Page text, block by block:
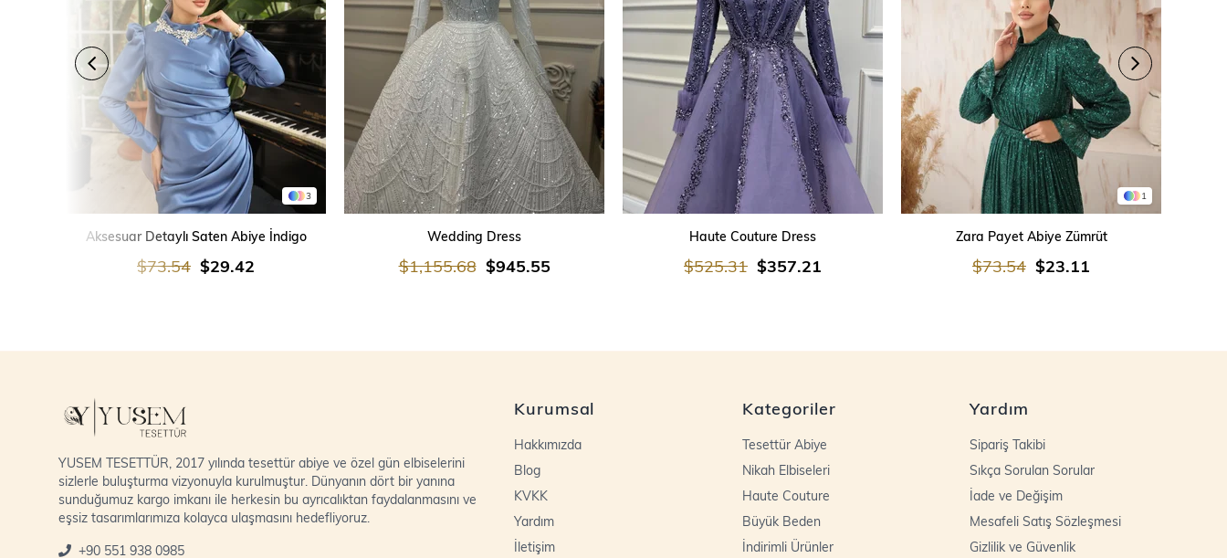
3
Aksesuar Detaylı Saten Abiye İndigo
$29.42
$73.54
Wedding Dress
$945.55
$1,155.68
Haute Couture Dress
$357.21
$525.31
1
Zara Payet Abiye Zümrüt
$23.11
$73.54
YUSEM TESETTÜR, 2017 yılında tesettür abiye ve özel gün elbiselerini
sizlerle buluşturma vizyonuyla kurulmuştur. Dünyanın dört bir yanına
sunduğumuz kargo imkanı ile herkesin bu ayrıcalıktan faydalanmasını ve
eşsiz tasarımlarımıza kolayca ulaşmasını hedefliyoruz.
+90 551 938 0985
Kurumsal
Hakkımızda
Blog
KVKK
Yardım
İletişim
Kategoriler
Tesettür Abiye
Nikah Elbiseleri
Haute Couture
Büyük Beden
İndirimli Ürünler
Yardım
Sipariş Takibi
Sıkça Sorulan Sorular
İade ve Değişim
Mesafeli Satış Sözleşmesi
Gizlilik ve Güvenlik